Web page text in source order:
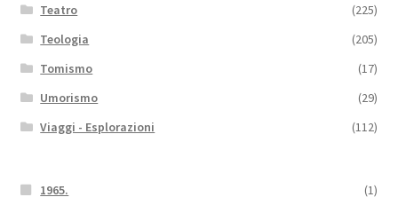
Teatro
(225)
Teologia
(205)
Tomismo
(17)
Umorismo
(29)
Viaggi - Esplorazioni
(112)
1965. (1)